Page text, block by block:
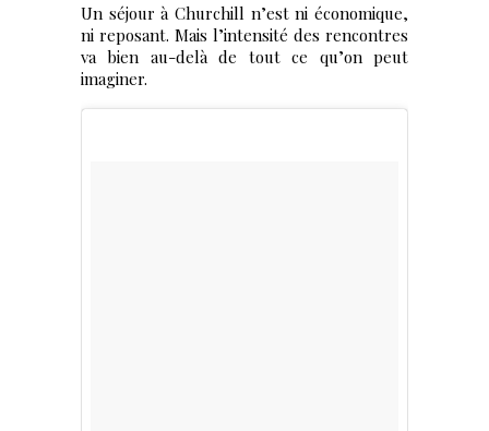
Un séjour à Churchill n’est ni économique,
ni reposant. Mais l’intensité des rencontres
va bien au-delà de tout ce qu’on peut
imaginer.